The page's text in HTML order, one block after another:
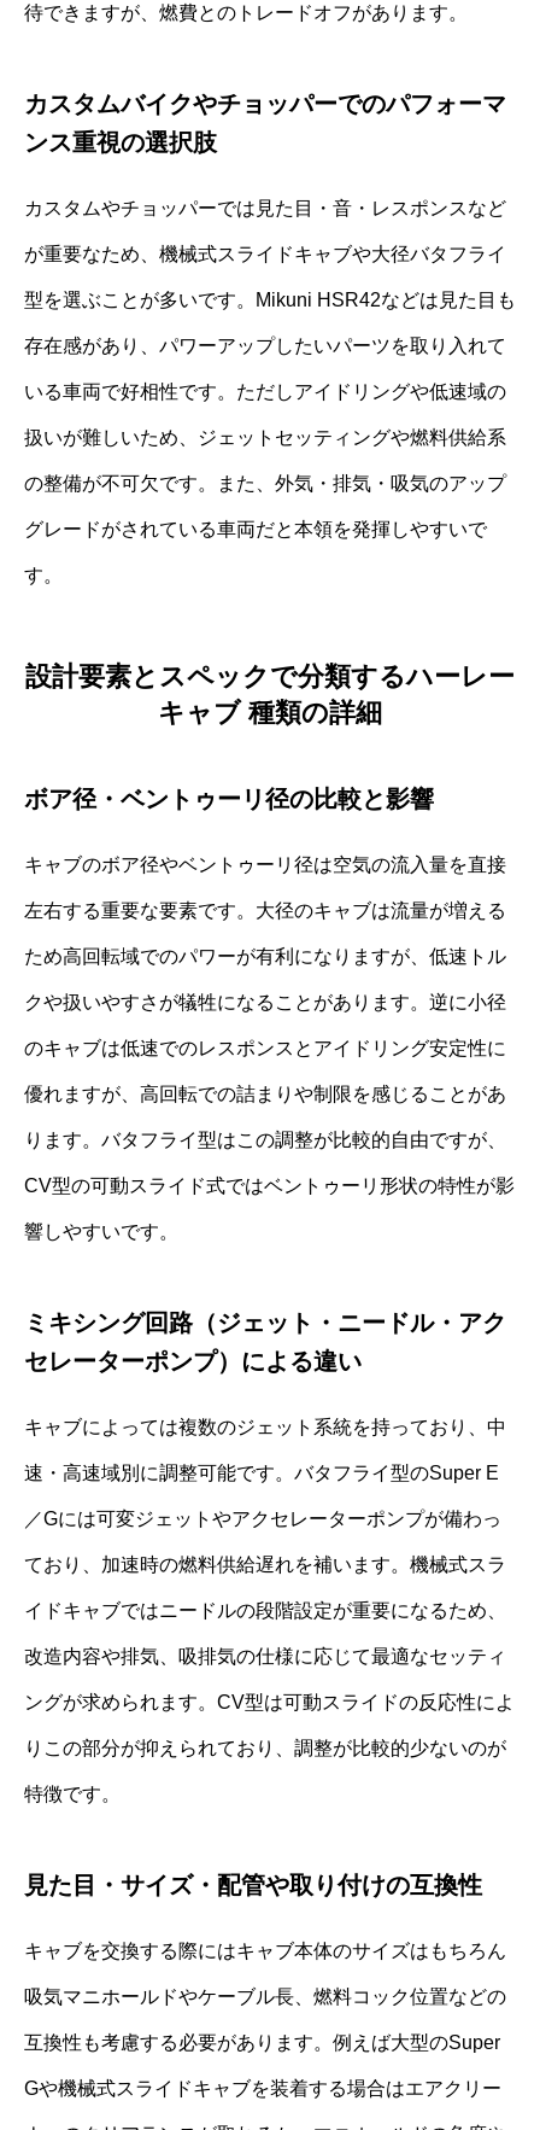
待できますが、燃費とのトレードオフがあります。
カスタムバイクやチョッパーでのパフォーマ
ンス重視の選択肢
カスタムやチョッパーでは見た目・音・レスポンスなど
が重要なため、機械式スライドキャブや大径バタフライ
型を選ぶことが多いです。Mikuni HSR42などは見た目も
存在感があり、パワーアップしたいパーツを取り入れて
いる車両で好相性です。ただしアイドリングや低速域の
扱いが難しいため、ジェットセッティングや燃料供給系
の整備が不可欠です。また、外気・排気・吸気のアップ
グレードがされている車両だと本領を発揮しやすいで
す。
設計要素とスペックで分類するハーレー
キャブ 種類の詳細
ボア径・ベントゥーリ径の比較と影響
キャブのボア径やベントゥーリ径は空気の流入量を直接
左右する重要な要素です。大径のキャブは流量が増える
ため高回転域でのパワーが有利になりますが、低速トル
クや扱いやすさが犠牲になることがあります。逆に小径
のキャブは低速でのレスポンスとアイドリング安定性に
優れますが、高回転での詰まりや制限を感じることがあ
ります。バタフライ型はこの調整が比較的自由ですが、
CV型の可動スライド式ではベントゥーリ形状の特性が影
響しやすいです。
ミキシング回路（ジェット・ニードル・アク
セレーターポンプ）による違い
キャブによっては複数のジェット系統を持っており、中
速・高速域別に調整可能です。バタフライ型のSuper E
／Gには可変ジェットやアクセレーターポンプが備わっ
ており、加速時の燃料供給遅れを補います。機械式スラ
イドキャブではニードルの段階設定が重要になるため、
改造内容や排気、吸排気の仕様に応じて最適なセッティ
ングが求められます。CV型は可動スライドの反応性によ
りこの部分が抑えられており、調整が比較的少ないのが
特徴です。
見た目・サイズ・配管や取り付けの互換性
キャブを交換する際にはキャブ本体のサイズはもちろん
吸気マニホールドやケーブル長、燃料コック位置などの
互換性も考慮する必要があります。例えば大型のSuper
Gや機械式スライドキャブを装着する場合はエアクリー